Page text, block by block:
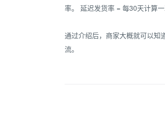
率。 延迟发货率 = 每30天计算
通过介绍后，商家大概就可以知
流。